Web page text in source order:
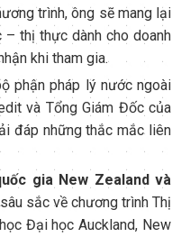
trình, ông sẽ mang lại
thị thực dành cho doanh
khi tham gia.
phận pháp lý nước ngoài
và Tổng Giám Đốc của
đáp những thắc mắc liên
gia New Zealand và
sắc về chương trình Thị
Đại học Auckland, New